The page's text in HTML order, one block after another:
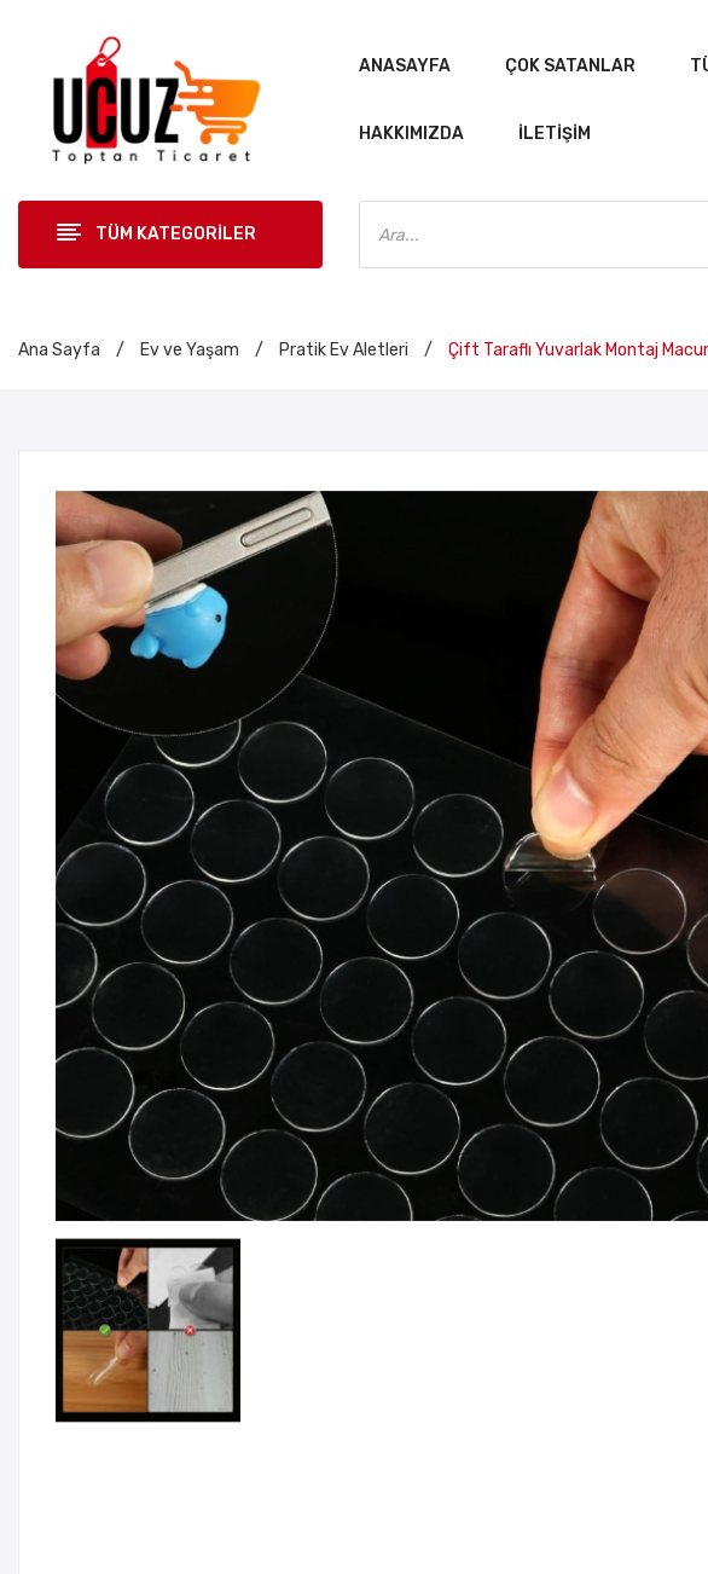
ANASAYFA ÇOK SATANLAR
HAKKIMIZDA İLETIŞIM
TÜM KATEGORİLER
Products
search
ANASAYFA
Ana Sayfa / Ev ve Yaşam / Pratik Ev Aletleri / Çift Taraflı Yuvarlak Montaj